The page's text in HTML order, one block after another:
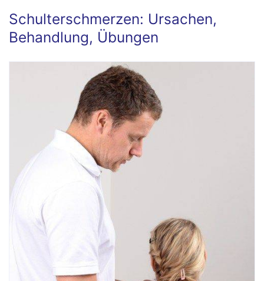
Schulterschmerzen: Ursachen,
Behandlung, Übungen